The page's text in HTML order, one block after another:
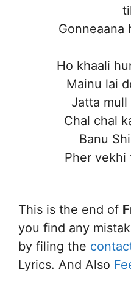
Gonneaana
Ho khaali
Mainu lai
Jatta mull
Chal chal
Banu
Pher vekhi
This is the end of
you find any
by filing the
Lyrics. And Also